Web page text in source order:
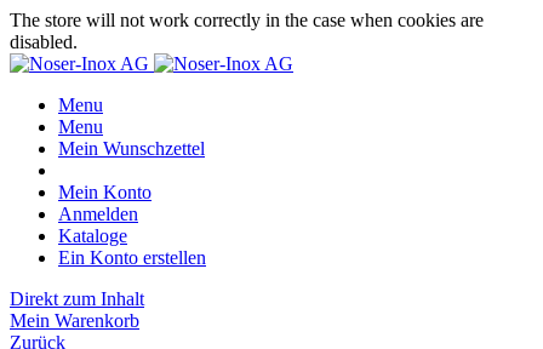
The store will not work correctly in the case when cookies are
disabled.
Menu
Menu
Mein Wunschzettel
Mein Konto
Anmelden
Kataloge
Ein Konto erstellen
Direkt zum Inhalt
Mein Warenkorb
Zurück